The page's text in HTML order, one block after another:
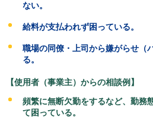
ない。
給料が支払われず困っている。
職場の同僚・上司から嫌がらせ（
る。
【使用者（事業主）からの相談例】
頻繁に無断欠勤をするなど、勤務
て困っている。